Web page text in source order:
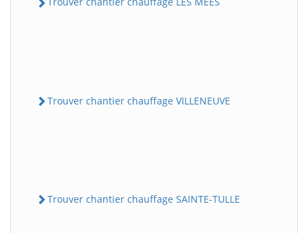
Trouver chantier chauffage VILLENEUVE
Trouver chantier chauffage SAINTE-TULLE